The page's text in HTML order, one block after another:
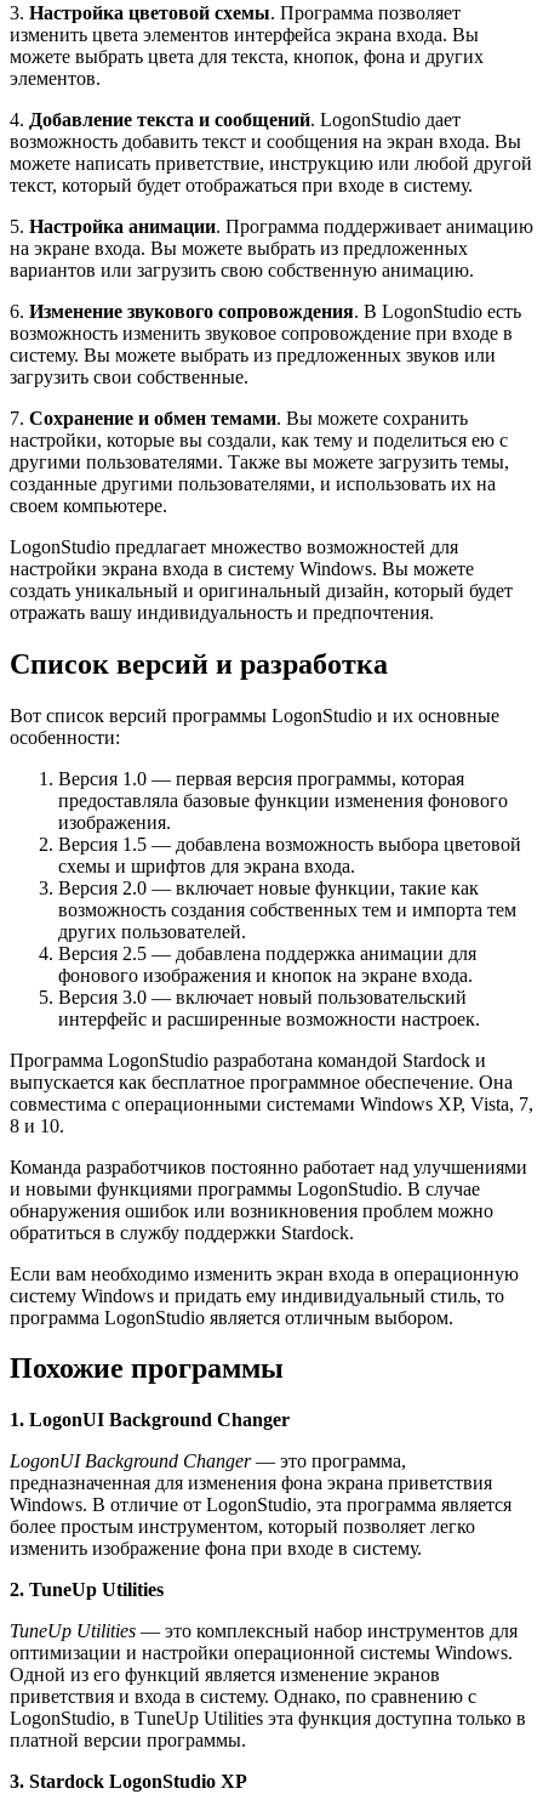
3. Настройка цветовой схемы. Программа позволяет
изменить цвета элементов интерфейса экрана входа. Вы
можете выбрать цвета для текста, кнопок, фона и других
элементов.
4. Добавление текста и сообщений. LogonStudio дает
возможность добавить текст и сообщения на экран входа. Вы
можете написать приветствие, инструкцию или любой другой
текст, который будет отображаться при входе в систему.
5. Настройка анимации. Программа поддерживает анимацию
на экране входа. Вы можете выбрать из предложенных
вариантов или загрузить свою собственную анимацию.
6. Изменение звукового сопровождения. В LogonStudio есть
возможность изменить звуковое сопровождение при входе в
систему. Вы можете выбрать из предложенных звуков или
загрузить свои собственные.
7. Сохранение и обмен темами. Вы можете сохранить
настройки, которые вы создали, как тему и поделиться ею с
другими пользователями. Также вы можете загрузить темы,
созданные другими пользователями, и использовать их на
своем компьютере.
LogonStudio предлагает множество возможностей для
настройки экрана входа в систему Windows. Вы можете
создать уникальный и оригинальный дизайн, который будет
отражать вашу индивидуальность и предпочтения.
Список версий и разработка
Вот список версий программы LogonStudio и их основные
особенности:
Версия 1.0 — первая версия программы, которая
предоставляла базовые функции изменения фонового
изображения.
Версия 1.5 — добавлена возможность выбора цветовой
схемы и шрифтов для экрана входа.
Версия 2.0 — включает новые функции, такие как
возможность создания собственных тем и импорта тем
других пользователей.
Версия 2.5 — добавлена поддержка анимации для
фонового изображения и кнопок на экране входа.
Версия 3.0 — включает новый пользовательский
интерфейс и расширенные возможности настроек.
Программа LogonStudio разработана командой Stardock и
выпускается как бесплатное программное обеспечение. Она
совместима с операционными системами Windows XP, Vista, 7,
8 и 10.
Команда разработчиков постоянно работает над улучшениями
и новыми функциями программы LogonStudio. В случае
обнаружения ошибок или возникновения проблем можно
обратиться в службу поддержки Stardock.
Если вам необходимо изменить экран входа в операционную
систему Windows и придать ему индивидуальный стиль, то
программа LogonStudio является отличным выбором.
Похожие программы
1. LogonUI Background Changer
LogonUI Background Changer— это программа,
предназначенная для изменения фона экрана приветствия
Windows. В отличие от LogonStudio, эта программа является
более простым инструментом, который позволяет легко
изменить изображение фона при входе в систему.
2. TuneUp Utilities
TuneUp Utilities — это комплексный набор инструментов для
оптимизации и настройки операционной системы Windows.
Одной из его функций является изменение экранов
приветствия и входа в систему. Однако, по сравнению с
LogonStudio, в ТuneUp Utilities эта функция доступна только в
платной версии программы.
3. Stardock LogonStudio XP